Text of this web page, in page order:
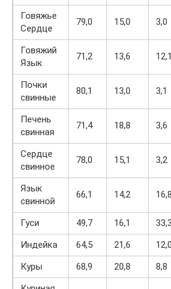
Говяжье
Сердце
79,0 15,0 3,0
Говяжий
Язык
71,2 13,6 12,1
Почки
свинные
80,1 13,0 3,1
Печень
свинная
71,4 18,8 3,6
Сердце
свинное
78,0 15,1 3,2
Язык
свинной
66,1 14,2 16,8
Гуси 49,7 16,1 33,3
Индейка
64,5 21,6 12,0
Куры
68,9 20,8 8,8